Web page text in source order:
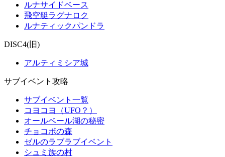
ルナサイドベース
飛空艇ラグナロク
ルナティックパンドラ
DISC4(旧)
アルティミシア城
サブイベント攻略
サブイベント一覧
コヨコヨ（UFO？）
オールベール湖の秘密
チョコボの森
ゼルのラブラブイベント
シュミ族の村